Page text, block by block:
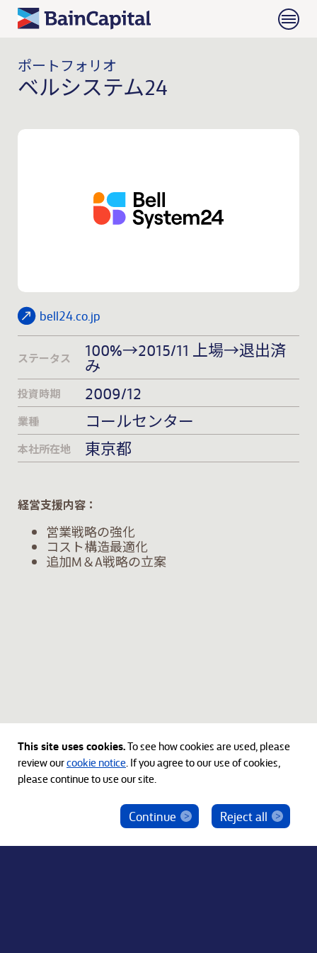
ポートフォリオ
ベルシステム24
bell24.co.jp
ステータス 100%→2015/11 上場→退出済
み
投資時期 2009/12
業種 コールセンター
本社所在地 東京都
経営支援内容：
営業戦略の強化
コスト構造最適化
追加M＆A戦略の立案
ベインキャピタル社員を騙った投資勧誘にご注意
This site uses cookies.To see how cookies are used, please
review ourcookie notice. If you agree to our use of cookies,
please continue to use our site.
Reject all
Continue